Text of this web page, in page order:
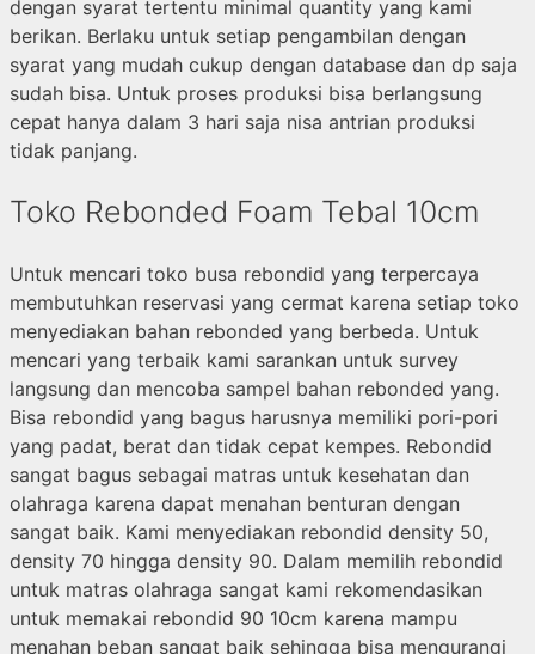
dengan syarat tertentu minimal quantity yang kami
berikan. Berlaku untuk setiap pengambilan dengan
syarat yang mudah cukup dengan database dan dp saja
sudah bisa. Untuk proses produksi bisa berlangsung
cepat hanya dalam 3 hari saja nisa antrian produksi
tidak panjang.
Toko Rebonded Foam Tebal 10cm
Untuk mencari toko busa rebondid yang terpercaya
membutuhkan reservasi yang cermat karena setiap toko
menyediakan bahan rebonded yang berbeda. Untuk
mencari yang terbaik kami sarankan untuk survey
langsung dan mencoba sampel bahan rebonded yang.
Bisa rebondid yang bagus harusnya memiliki pori-pori
yang padat, berat dan tidak cepat kempes. Rebondid
sangat bagus sebagai matras untuk kesehatan dan
olahraga karena dapat menahan benturan dengan
sangat baik. Kami menyediakan rebondid density 50,
density 70 hingga density 90. Dalam memilih rebondid
untuk matras olahraga sangat kami rekomendasikan
untuk memakai rebondid 90 10cm karena mampu
menahan beban sangat baik sehingga bisa mengurangi